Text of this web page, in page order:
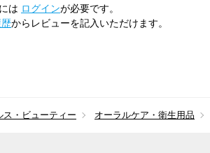
は ログインが必要です。
からレビューを記入いただけます。
ス・ビューティー オーラルケア・衛生用品